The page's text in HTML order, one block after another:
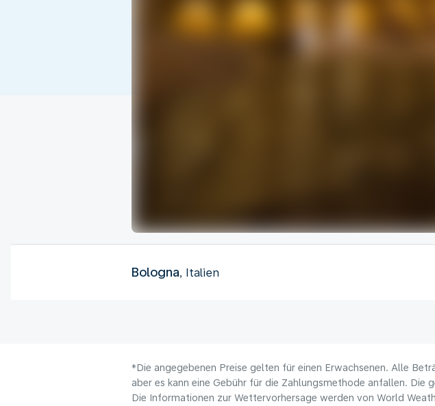
Bologna, Italien
*Die angegebenen Preise gelten für einen Erwachsenen. Alle
aber es kann eine Gebühr für die Zahlungsmethode anfallen. Die
Die Informationen zur Wettervorhersage werden von World